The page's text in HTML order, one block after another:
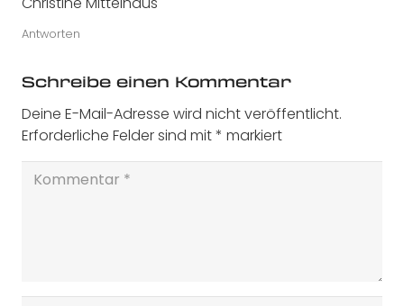
Antworten
Schreibe einen Kommentar
Deine E-Mail-Adresse wird nicht veröffentlicht.
Erforderliche Felder sind mit* markiert